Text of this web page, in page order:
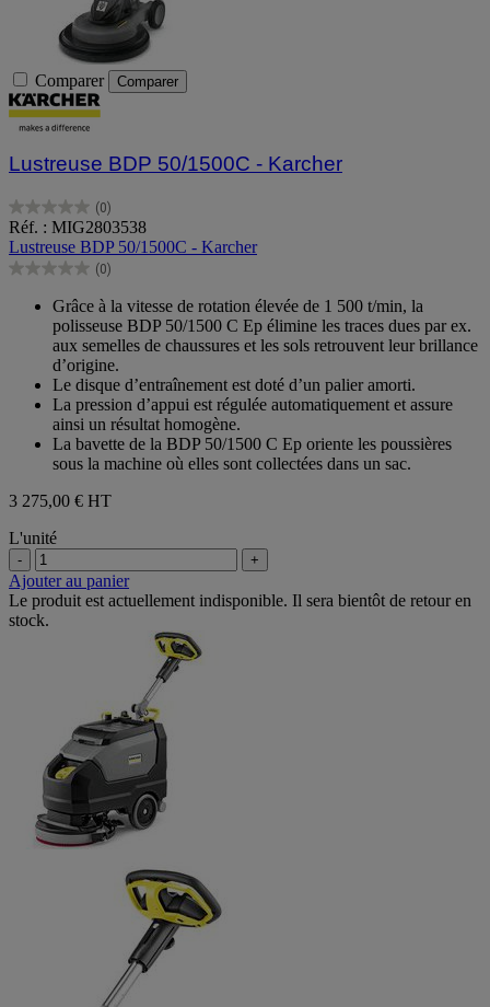
Comparer Comparer
Lustreuse BDP 50/1500C - Karcher
(0)
0.0
sur
5
étoiles.
Réf. : MIG2803538
Lustreuse BDP 50/1500C - Karcher
(0)
0.0
étoiles.
Grâce à la vitesse de rotation élevée de 1 500 t/min, la
polisseuse BDP 50/1500 C Ep élimine les traces dues par ex.
aux semelles de chaussures et les sols retrouvent leur brillance
d’origine.
Le disque d’entraînement est doté d’un palier amorti.
La pression d’appui est régulée automatiquement et assure
ainsi un résultat homogène.
La bavette de la BDP 50/1500 C Ep oriente les poussières
sous la machine où elles sont collectées dans un sac.
3 275,00 € HT
L'unité
- +
Ajouter au panier
Le produit est actuellement indisponible. Il sera bientôt de retour en
stock.